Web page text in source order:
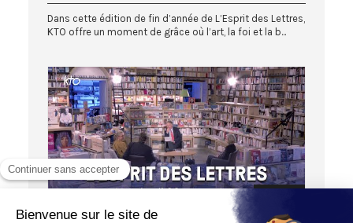
Dans cette édition de fin d’année de L’Esprit des Lettres,
KTO offre un moment de grâce où l’art, la foi et la b...